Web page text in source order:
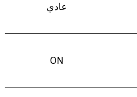
عادي
ON